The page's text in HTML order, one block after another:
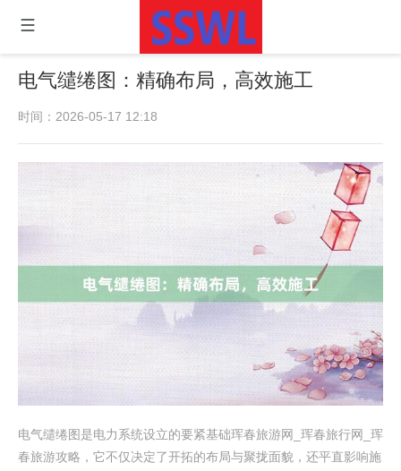
电气缱绻图：精确布局，高效施工
时间：2026-05-17 12:18
电气缱绻图是电力系统设立的要紧基础珲春旅游网_珲春旅行网_珲
春旅游攻略，它不仅决定了开拓的布局与聚拢面貌，还平直影响施